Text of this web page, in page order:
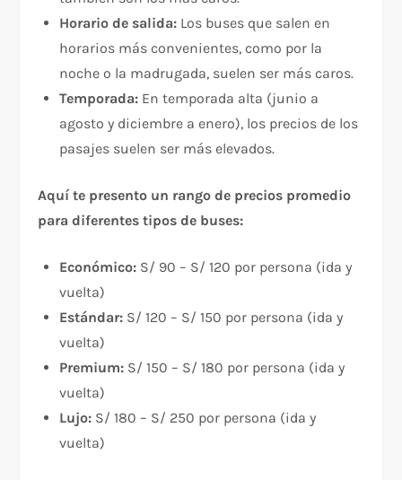
Horario de salida: Los buses que salen en
horarios más convenientes, como por la
noche o la madrugada, suelen ser más caros.
Temporada: En temporada alta (junio a
agosto y diciembre a enero), los precios de los
pasajes suelen ser más elevados.
Aquí te presento un rango de precios promedio
para diferentes tipos de buses:
Económico: S/ 90 – S/ 120 por persona (ida y
vuelta)
Estándar: S/ 120 – S/ 150 por persona (ida y
vuelta)
Premium: S/ 150 – S/ 180 por persona (ida y
vuelta)
Lujo: S/ 180 – S/ 250 por persona (ida y
vuelta)